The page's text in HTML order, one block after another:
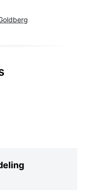
beoordeling